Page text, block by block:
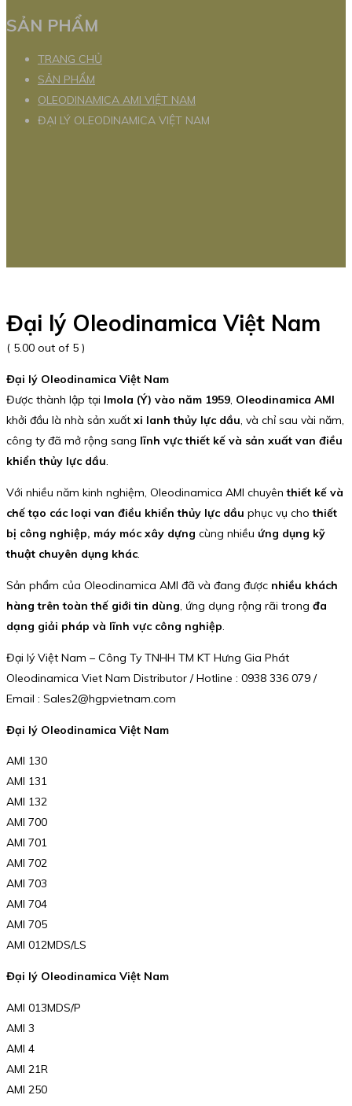
SẢN PHẨM
TRANG CHỦ
SẢN PHẨM
OLEODINAMICA AMI VIỆT NAM
ĐẠI LÝ OLEODINAMICA VIỆT NAM
Đại lý Oleodinamica Việt Nam
( 5.00 out of 5 )
Đại lý Oleodinamica Việt Nam
Được thành lập tại Imola (Ý) vào năm 1959, Oleodinamica AMI
khởi đầu là nhà sản xuất xi lanh thủy lực dầu, và chỉ sau vài năm,
công ty đã mở rộng sang lĩnh vực thiết kế và sản xuất van điều
khiển thủy lực dầu.
Với nhiều năm kinh nghiệm, Oleodinamica AMI chuyênthiết kế và
chế tạo các loại van điều khiển thủy lực dầu phục vụ chothiết
bị công nghiệp, máy móc xây dựng cùng nhiều ứng dụng kỹ
thuật chuyên dụng khác.
Sản phẩm của Oleodinamica AMI đã và đang được nhiều khách
hàng trên toàn thế giới tin dùng, ứng dụng rộng rãi trong đa
dạng giải pháp và lĩnh vực công nghiệp.
Đại lý Việt Nam – Công Ty TNHH TM KT Hưng Gia Phát
Oleodinamica Viet Nam Distributor / Hotline : 0938 336 079 /
Email : Sales2@hgpvietnam.com
Đại lý Oleodinamica Việt Nam
AMI 130
AMI 131
AMI 132
AMI 700
AMI 701
AMI 702
AMI 703
AMI 704
AMI 705
AMI 012MDS/LS
Đại lý Oleodinamica Việt Nam
AMI 013MDS/P
AMI 3
AMI 4
AMI 21R
AMI 250